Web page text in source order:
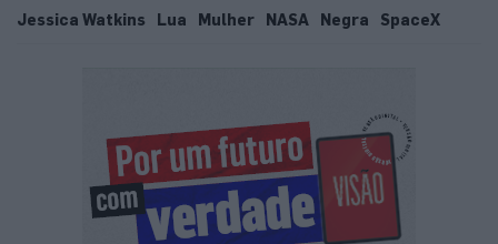
Jessica Watkins
Lua Mulher NASA Negra SpaceX